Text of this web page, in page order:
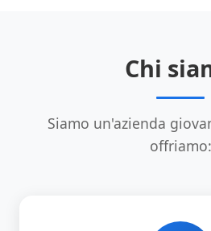
Chi
Siamo un'azienda
offriamo: